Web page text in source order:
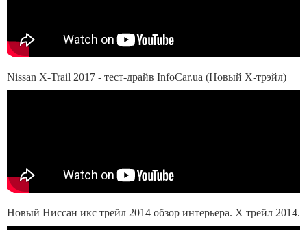
Nissan X-Trail 2017 - тест-драйв InfoCar.ua (Новый Х-трэйл)
Новый Ниссан икс трейл 2014 обзор интерьера. Х трейл 2014.